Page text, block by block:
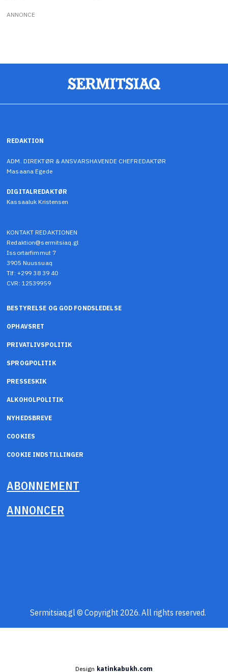
ANNONCE
REDAKTION
ADM. DIREKTØR & ANSVARSHAVENDE CHEFREDAKTØR
Masaana Egede
DIGITALREDAKTØR
Kassaaluk Kristensen
KONTAKT REDAKTIONEN
Redaktion@sermitsiaq.gl
Issortarfimmut 7
3905 Nuussuaq
Tlf: +299 38 39 40
CVR: 12539959
BESTYRELSE OG GOD FONDSLEDELSE
OPHAVSRET
PRIVATLIVSPOLITIK
SPROGPOLITIK
PRESSESKIK
ALKOHOLPOLITIK
NYHEDSBREVE
COOKIES
COOKIE INDSTILLINGER
ABONNEMENT
ANNONCER
Sermitsiaq.gl © Copyright 2026. All rights reserved.
Design katinkabukh.com